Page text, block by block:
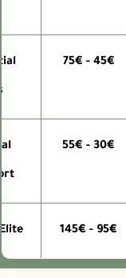
45€ - 75€
30€ - 55€
95€ - 145€
Elite